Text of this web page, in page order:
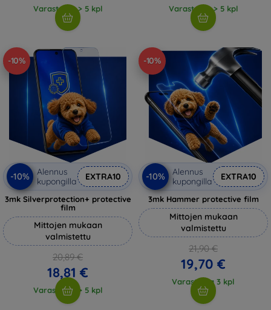
Varastossa > 5 kpl Varastossa > 5 kpl
-10%
-10%
Alennus
kupongilla
EXTRA10
3mk Silverprotection+ protective
film
Mittojen mukaan
valmistettu
20,89 €
18,81 €
Varastossa > 5 kpl
-10%
-10%
Alennus
kupongilla
EXTRA10
3mk Hammer protective film
Mittojen mukaan
valmistettu
21,90 €
19,70 €
Varastossa 3 kpl